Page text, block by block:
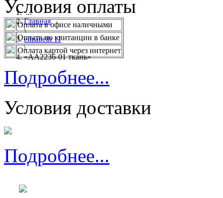
...
Главная
\
elizabeth 11
\
«AA2236-01 ткань»
Условия оплаты
Оплата в офисе наличными
Оплата по квитанции в банке
Оплата картой через интернет
Подробнее...
Условия доставки
Подробнее...